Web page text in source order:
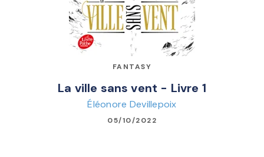
FANTASY
La ville sans vent - Livre 1
Éléonore Devillepoix
05/10/2022